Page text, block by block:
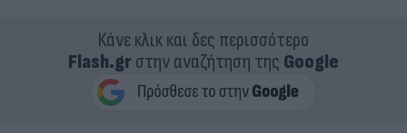
Κάνε κλικ και δες περισσότερο
Flash.grστην αναζήτηση της Google